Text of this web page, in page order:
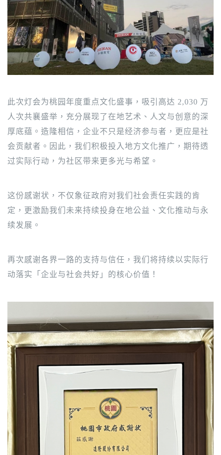
此次灯会为桃园年度重点文化盛事，吸引高达 2,030 万
人次共襄盛举，充分展现了在地艺术、人文与创意的深
厚底蕴。 造隆相信，企业不只是经济参与者，更应是社
会贡献者。因此，我们积极投入地方文化推广，期待透
过实际行动，为社区带来更多光与希望。
这份感谢状，不仅象征政府对我们社会责任实践的肯
定，更激励我们未来持续投身在地公益、文化推动与永
续发展。
再次感谢各界一路的支持与信任，我们将持续以实际行
动落实「企业与社会共好」的核心价值！